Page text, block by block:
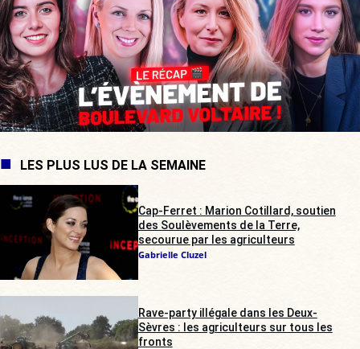
LES PLUS LUS DE LA SEMAINE
Cap-Ferret : Marion Cotillard, soutien
des Soulèvements de la Terre,
secourue par les agriculteurs
Gabrielle Cluzel
Rave-party illégale dans les Deux-
Sèvres : les agriculteurs sur tous les
fronts